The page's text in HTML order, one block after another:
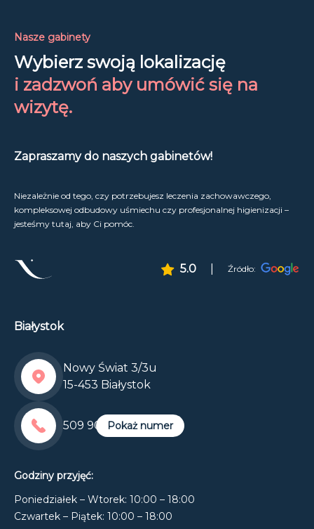
Nasze gabinety
Wybierz swoją lokalizację
i zadzwoń aby umówić się na
wizytę.
Zapraszamy do naszych gabinetów!
Niezależnie od tego, czy potrzebujesz leczenia zachowawczego,
kompleksowej odbudowy uśmiechu czy profesjonalnej higienizacji –
jesteśmy tutaj, aby Ci pomóc.
5.0 Źródło:
Białystok
Nowy Świat 3/3u
15-453 Białystok
Pokaż numer
509 900 905
Godziny przyjęć:
Poniedziałek – Wtorek: 10:00 – 18:00
Czwartek – Piątek: 10:00 – 18:00